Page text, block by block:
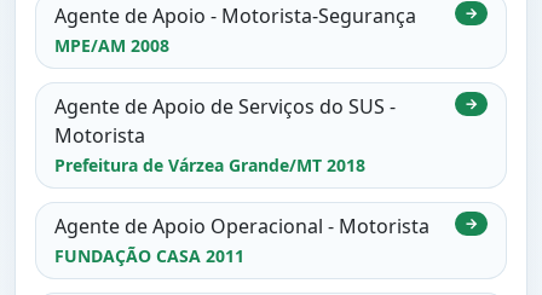
Agente de Apoio - Motorista-Segurança
MPE/AM 2008
→
Agente de Apoio de Serviços do SUS -
Motorista
Prefeitura de Várzea Grande/MT 2018
→
Agente de Apoio Operacional - Motorista
FUNDAÇÃO CASA 2011
→